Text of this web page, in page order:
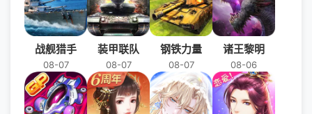
战舰猎手
08-07
装甲联队
08-07
钢铁力量
08-07
诸王黎明
08-06